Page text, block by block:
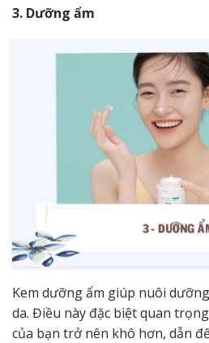
3. Dưỡng ẩm
Kem dưỡng ẩm giúp nuôi
da. Điều này đặc biệt quan
của bạn trở nên khô hơn, dẫn